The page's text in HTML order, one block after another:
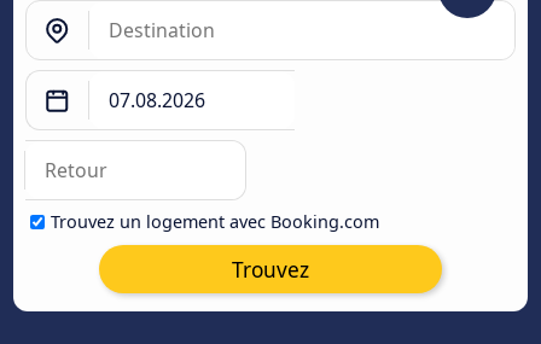
Trouvez un logement avec Booking.com
Trouvez